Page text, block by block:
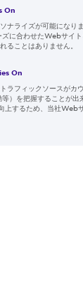
サイト
約
& Language:
On
ナライズが可能になり
に合わせたWebサイ
ことはありません。
On
ラフィックソースがカ
）を把握することが出
上するため、当社Web